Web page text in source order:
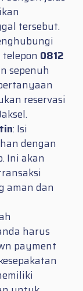
tersebut.
0812
sepenuh
reservasi
: Isi
dengan
Ini akan
aman dan
harus
payment